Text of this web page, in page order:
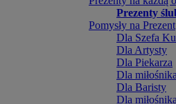
Prezenty
Pomysły na Prezent
Dla Szefa
Dla Artysty
Dla Piekarza
Dla
Dla Baristy
Dla